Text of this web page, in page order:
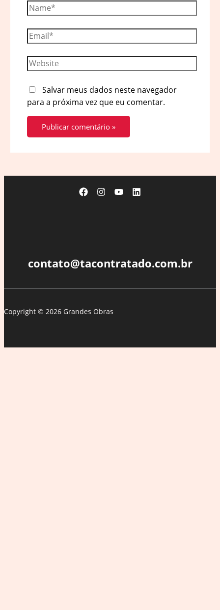
Name*
Email*
Website
Salvar meus dados neste navegador
para a próxima vez que eu comentar.
contato@tacontratado.com.br
Copyright © 2026 Grandes Obras